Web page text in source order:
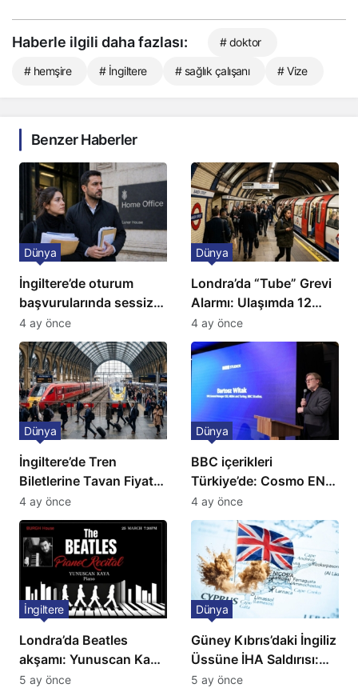
Haberle ilgili daha fazlası: # doktor
# hemşire # İngiltere # sağlık çalışanı # Vize
Benzer Haberler
İngiltere’de oturum
başvurularında sessiz
kriz: Büyükelçilikten
açıklama!
Dünya
4 ay önce
Londra’da “Tube” Grevi
Alarmı: Ulaşımda 12
Günlük Kaos Kapıda
Dünya
4 ay önce
İngiltere’de Tren
Biletlerine Tavan Fiyat:
Ulaşımda Yeni
Düzenleme
Dünya
4 ay önce
BBC içerikleri
Türkiye’de: Cosmo EN
ve BBC Player yayında
Dünya
4 ay önce
Londra’da Beatles
akşamı: Yunuscan Kaya
klasik yorumuyla
İngiltere
5 ay önce
Güney Kıbrıs’daki İngiliz
Üssüne İHA Saldırısı:
Patlama, Sirenler ve
Dünya
5 ay önce